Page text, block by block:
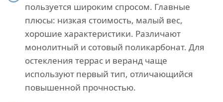
пользуется широким спросом. Главные
плюсы: низкая стоимость, малый вес,
хорошие характеристики. Различают
монолитный и сотовый поликарбонат. Для
остекления террас и веранд чаще
используют первый тип, отличающийся
повышенной прочностью.